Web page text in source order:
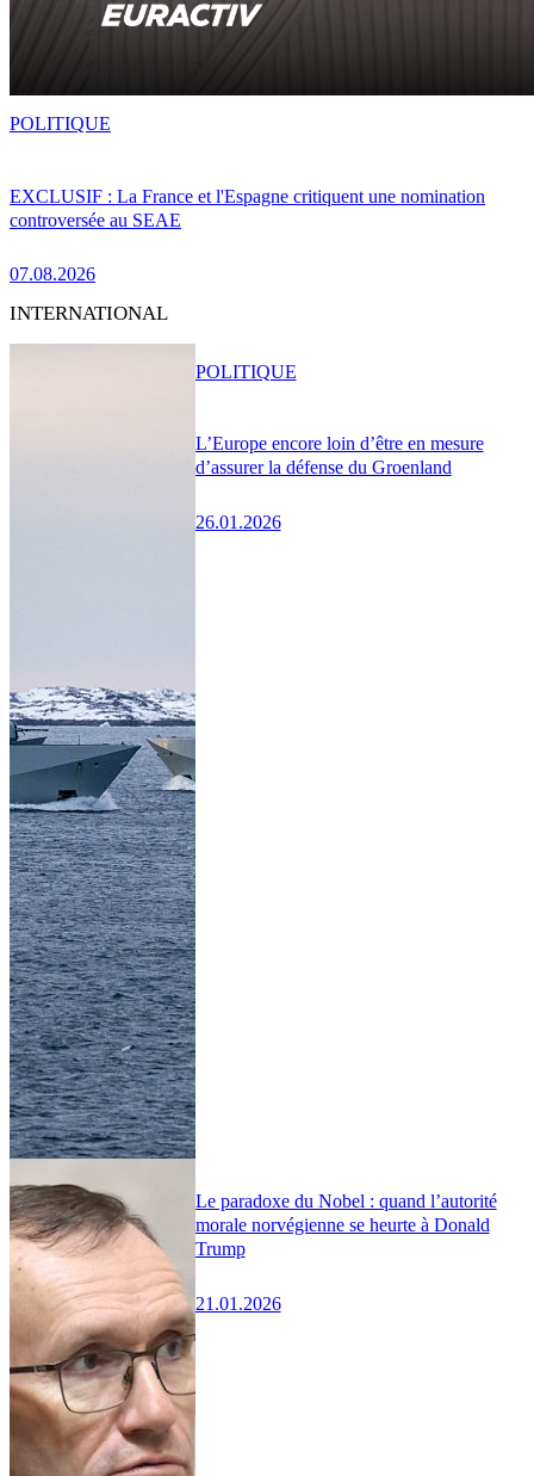
EXCLUSIF : La France et l'Espagne critiquent une nomination
controversée au SEAE
07.08.2026
POLITIQUE
INTERNATIONAL
L’Europe encore loin d’être en mesure
d’assurer la défense du Groenland
26.01.2026
POLITIQUE
Le paradoxe du Nobel : quand l’autorité
morale norvégienne se heurte à Donald
Trump
21.01.2026